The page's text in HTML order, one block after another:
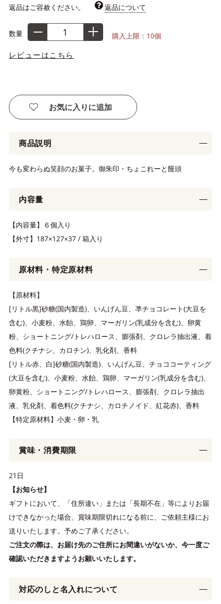
返品はご容赦ください。 返品について
数量 購入上限：10個
レビューはこちら
お気に入りに追加
商品説明
今も変わらぬ笑顔のお菓子。御朱印・ちょこれーと饅頭
内容量
【内容量】６個入り
【外寸】187×127×37 / 箱入り
原材料・特定原材料
【原材料】
[リトル黒]砂糖(国内製造)、いんげん豆、凖チョコレート(大豆を
含む)、小麦粉、水飴、鶏卵、マーガリン(乳成分を含む)、卵黄
粉、ショートニング/トレハロース、膨張剤、クロレラ抽出液、着
色料(クチナシ、カロチン)、乳化剤、香料
[リトル赤、白]砂糖(国内製造)、いんげん豆、チョココーティング
(大豆を含む)、小麦粉、水飴、鶏卵、マーガリン(乳成分を含む)、
卵黄粉、ショートニング/トレハロース、膨張剤、クロレラ抽出
液、乳化剤、着色料(クチナシ、カロチノイド、紅花赤)、香料
【特定原材料】小麦・卵・乳
賞味・消費期限
21日
【お知らせ】
ギフトにおいて、「住所違い」または「長期不在」等によりお届
けできなかった場合、賞味期限切れになる前に、ご依頼主様にお
送りいたします。予めご了承ください。
ご注文の際は、お届け先のご住所にお間違いがないか、今一度ご
確認いただきますようお願いいたします。
対応のしと名入れについて